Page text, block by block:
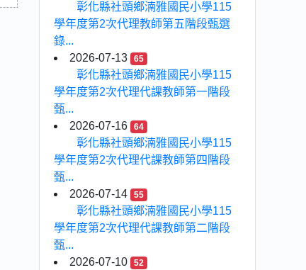
彰化縣社頭鄉湳雅國民小學115
學年度第2次代理教師第五階段甄選
錄...
2026-07-13
65
彰化縣社頭鄉湳雅國民小學115
學年度第2次代理代課教師第一階段
甄...
2026-07-16
64
彰化縣社頭鄉湳雅國民小學115
學年度第2次代理代課教師第四階段
甄...
2026-07-14
55
彰化縣社頭鄉湳雅國民小學115
學年度第2次代理代課教師第二階段
甄...
2026-07-10
52